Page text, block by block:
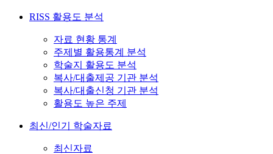
RISS 활용도 분석
자료 현황 통계
주제별 활용통계 분석
학술지 활용도 분석
복사/대출제공 기관 분석
복사/대출신청 기관 분석
활용도 높은 주제
최신/인기 학술자료
최신자료